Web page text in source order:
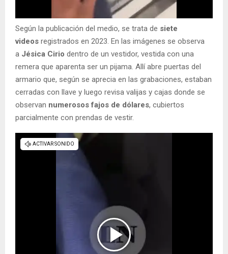
Según la publicación del medio, se trata de siete
videos registrados en 2023. En las imágenes se observa
a Jésica Cirio dentro de un vestidor, vestida con una
remera que aparenta ser un pijama. Allí abre puertas del
armario que, según se aprecia en las grabaciones, estaban
cerradas con llave y luego revisa valijas y cajas donde se
observan numerosos fajos de dólares, cubiertos
parcialmente con prendas de vestir.